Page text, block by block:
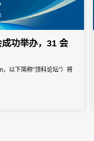
功举办，31 会
以下简称“顶科论坛”）将
尖科学家论坛永久会址盛
坛致贺信，高度肯定论坛